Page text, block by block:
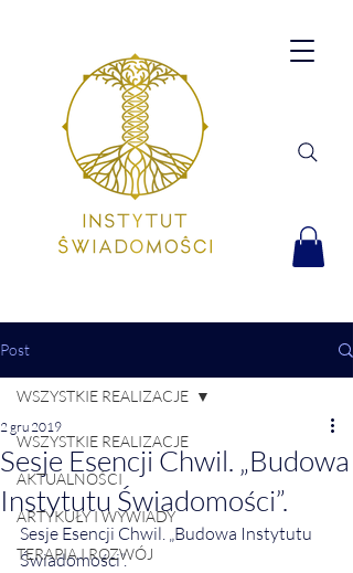
Post
WSZYSTKIE REALIZACJE
AKTUALNOŚCI
ARTYKUŁY I WYWIADY
TERAPIA I ROZWÓJ
WSZYSTKIE REALIZACJE
Sesje Esencji Chwil. „Budowa
Instytutu Świadomości”.
2 gru 2019
Sesje Esencji Chwil. „Budowa Instytutu
Świadomości”.